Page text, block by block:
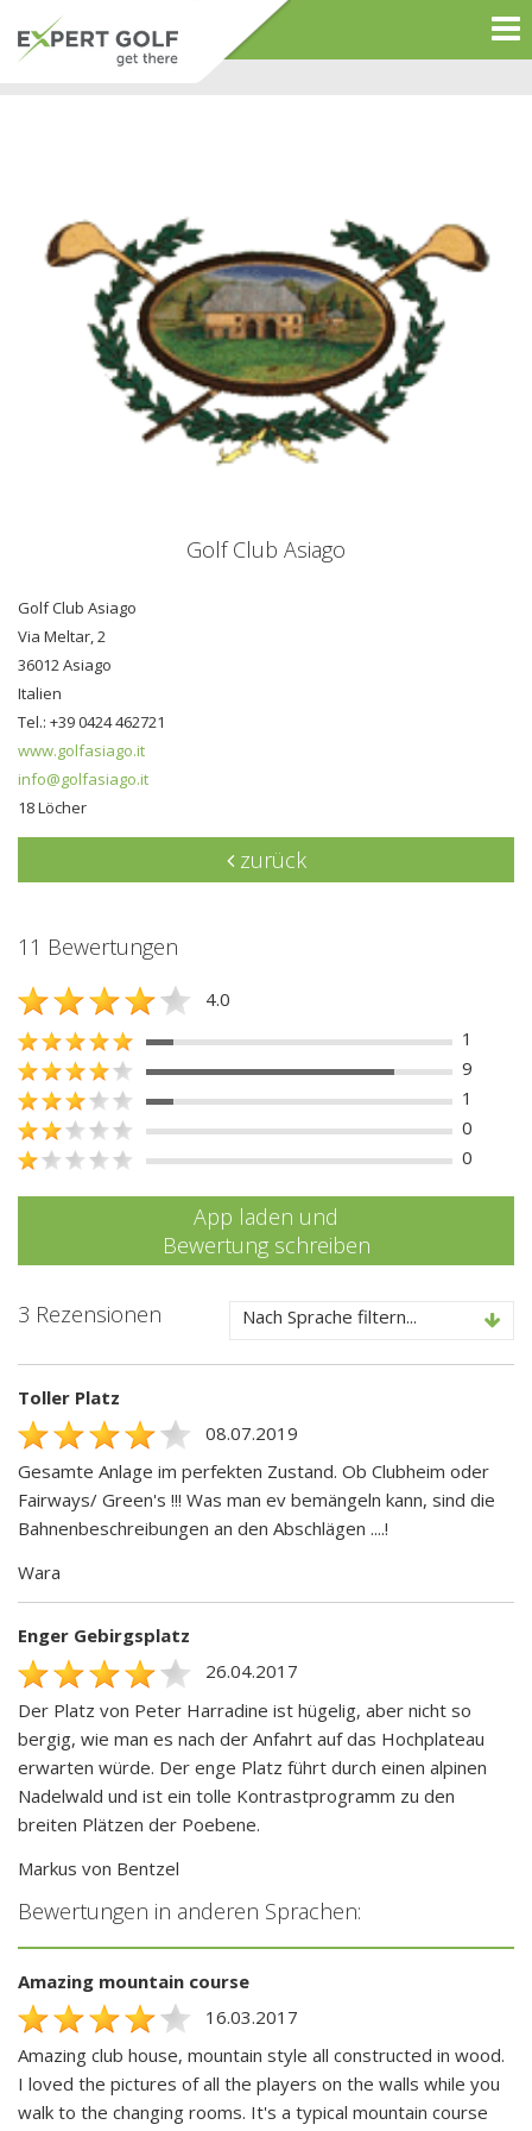
Golf Club Asiago
Golf Club Asiago
Via Meltar, 2
36012 Asiago
Italien
Tel.: +39 0424 462721
www.golfasiago.it
info@golfasiago.it
18 Löcher
zurück
11 Bewertungen
4.0
1
9
1
0
0
App laden und
Bewertung schreiben
3 Rezensionen Nach Sprache filtern...
Toller Platz
08.07.2019
Gesamte Anlage im perfekten Zustand. Ob Clubheim oder
Fairways/ Green's !!! Was man ev bemängeln kann, sind die
Bahnenbeschreibungen an den Abschlägen ....!
Wara
Enger Gebirgsplatz
26.04.2017
Der Platz von Peter Harradine ist hügelig, aber nicht so
bergig, wie man es nach der Anfahrt auf das Hochplateau
erwarten würde. Der enge Platz führt durch einen alpinen
Nadelwald und ist ein tolle Kontrastprogramm zu den
breiten Plätzen der Poebene.
Markus von Bentzel
Bewertungen in anderen Sprachen:
Amazing mountain course
16.03.2017
Amazing club house, mountain style all constructed in wood.
I loved the pictures of all the players on the walls while you
walk to the changing rooms. It's a typical mountain course